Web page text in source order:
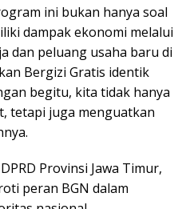
ini bukan hanya soal
dampak ekonomi melalui
dan peluang usaha baru di
Bergizi Gratis identik
begitu, kita tidak hanya
tetapi juga menguatkan
Provinsi Jawa Timur,
peran BGN dalam